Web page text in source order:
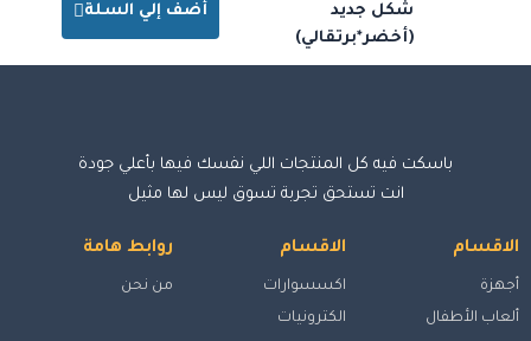
شكل جديد
(أخضر*برتقالي)
أضف إلي السلة
باسكت فيه كل المنتجات اللي نفسك فيها بأعلي جودة
انت تستحق تجربة تسوق ليس لها مثيل
الاقسام
أجهزة
ألعاب الأطفال
الاقسام
اكسسوارات
الكترونيات
روابط هامة
من نحن